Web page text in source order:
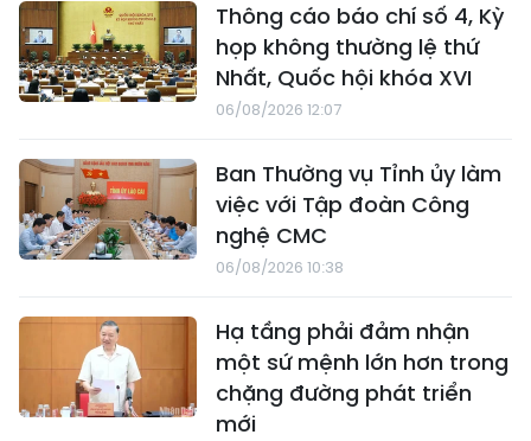
Thông cáo báo chí số 4, Kỳ
họp không thường lệ thứ
Nhất, Quốc hội khóa XVI
06/08/2026 12:07
Ban Thường vụ Tỉnh ủy làm
việc với Tập đoàn Công
nghệ CMC
06/08/2026 10:38
Hạ tầng phải đảm nhận
một sứ mệnh lớn hơn trong
chặng đường phát triển
mới